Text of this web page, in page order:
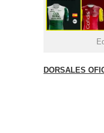
DORSALES